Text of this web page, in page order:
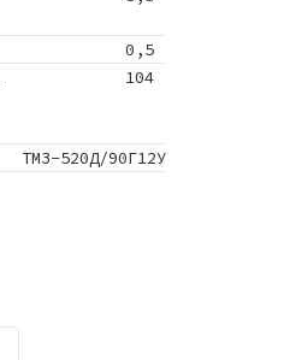
0,5
104
ТМЗ-520Д/90Г12У